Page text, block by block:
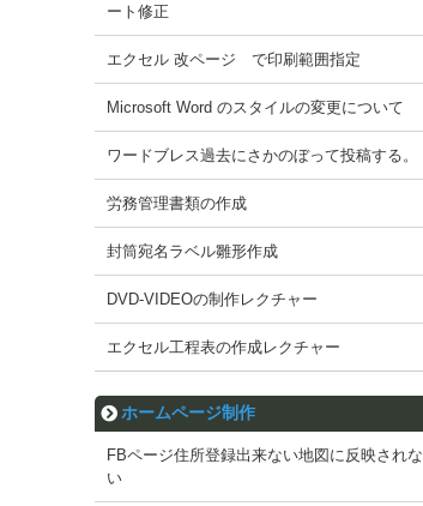
ート修正
エクセル 改ページ で印刷範囲指定
Microsoft Word のスタイルの変更について
ワードブレス過去にさかのぼって投稿する。
労務管理書類の作成
封筒宛名ラベル雛形作成
DVD-VIDEOの制作レクチャー
エクセル工程表の作成レクチャー
ホームページ制作
FBページ住所登録出来ない地図に反映されな
い